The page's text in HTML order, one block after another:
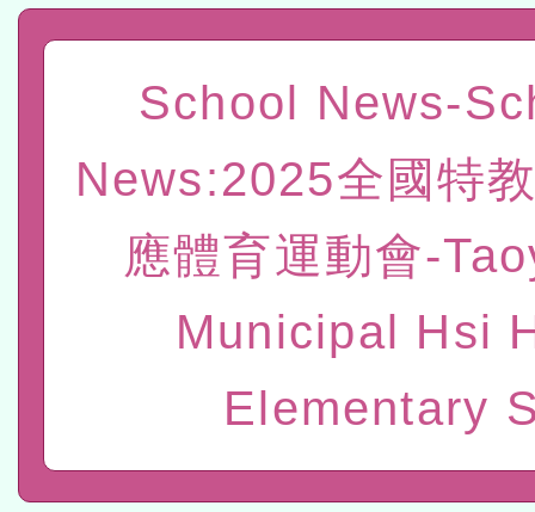
程
A3數位素養講師名單
「數位內容與教學軟體線
赴陸應申請許可一案
轉知經濟部水利署委託財
研究院辦理「115年表揚
位及節水達人選拔活動」
115年8月22日(星期六)辦
市孔廟祈福系列活動—儒
2026年桃園地景藝術節教
本校115學年度第2次代理
結果公告(無人報名，續辦
適應運動共學行動站研習
本館辦理115年度閱讀磐
School News-
News:2025全國特
應體育運動會-
Municipal Hsi
Elementary